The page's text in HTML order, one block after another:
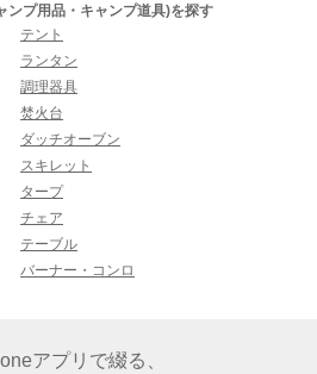
ンプ用品・キャンプ道具)を探す
テント
ランタン
調理器具
焚火台
ダッチオーブン
スキレット
タープ
チェア
テーブル
バーナー・コンロ
アプリで綴る、